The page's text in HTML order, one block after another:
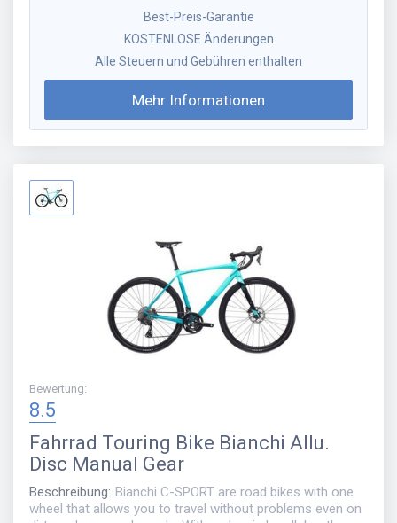
Best-Preis-Garantie
KOSTENLOSE Änderungen
Alle Steuern und Gebühren enthalten
Mehr Informationen
Bewertung:
8.5
Fahrrad Touring Bike Bianchi Allu.
Disc Manual Gear
Beschreibung: Bianchi C-SPORT are road bikes with one
wheel that allows you to travel without problems even on